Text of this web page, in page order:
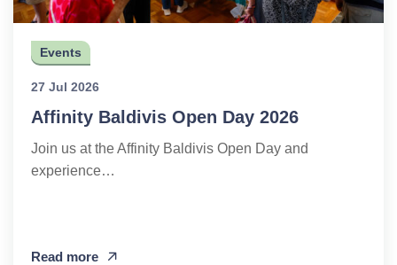
Events
27 Jul 2026
Affinity Baldivis Open Day 2026
Join us at the Affinity Baldivis Open Day and
experience…
Read more